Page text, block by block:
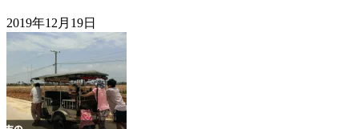
2019年12月19日